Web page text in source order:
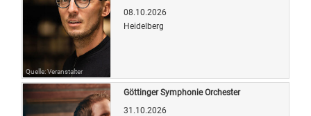
Quelle: Veranstalter
08.10.2026
Heidelberg
Göttinger Symphonie Orchester
31.10.2026